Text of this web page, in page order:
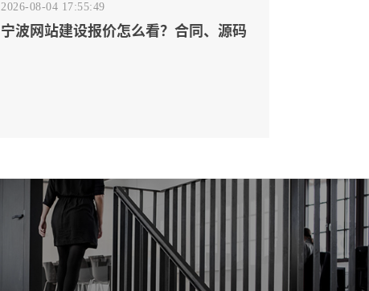
2026-08-04 17:55:49
宁波网站建设报价怎么看？合同、源码